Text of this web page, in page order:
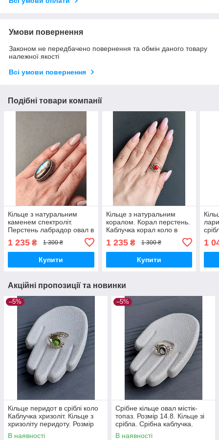
Умови повернення
Законом не передбачено повернення та обмін даного товару
належної якості
Всі умови повернення
Подібні товари компанії
Кільце з натуральним
каменем спектроліт.
Перстень лабрадор овал в
1 235 ₴ 1 300 ₴
Купити
Кільце з натуральним
коралом. Корал перстень.
Каблучка корал коло в
сріблі. Розмір 17,5. Індія.
1 235₴ 1 300 ₴
Купити
1
Акційні пропозиції та новинки
–5%
Кільце перидот в сріблі коло
Каблучка хризоліт. Кільце з
хризоліту перидоту. Розмір
16. Індія!
В наявності
–5%
Срібне кільце овал містік-
топаз. Розмір 14.8. Кільце зі
срібла. Срібна каблучка.
Містік топаз. Індія!
В наявності